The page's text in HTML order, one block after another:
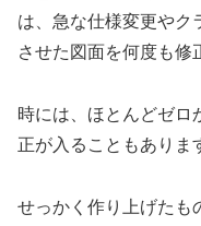
は、急な仕様変更やク
させた図面を何度も修
時には、ほとんどゼロ
正が入ることもありま
せっかく作り上げたも